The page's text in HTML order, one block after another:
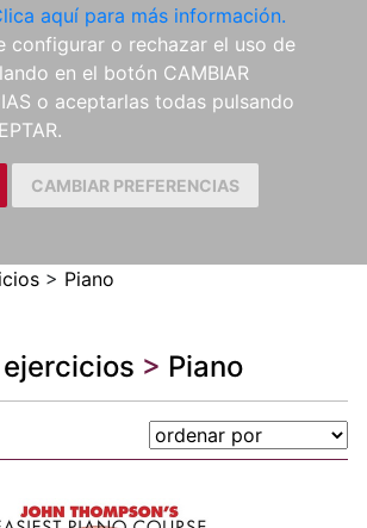
aquí para más información.
configurar o rechazar el uso de
en el botón CAMBIAR
o aceptarlas todas pulsando
CAMBIAR PREFERENCIAS
> Piano
> Piano